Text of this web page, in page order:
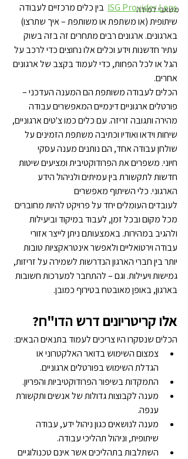
משאבי למידה
ISG Provider Lens בין כלים מרכזיים לעבודה
שיתופית (או משתפת או משותפת – איך שתרצו)
בארגונים. ארגונים רבים מתחרים זה בזה בשוק
עתיר חדשנות וידע וכלים אלו נחוצים כדי לרכב על
הגל או לכל הפחות, כדי לעמוד בקצב של ארגונים
אחרים.
הכלים לעבודה משותפת הם המענה העדכני –
פורטלים ארגוניים דינמיים המאפשרים עבודה
מהירה ותגובה זריזה. עם כלים כמו צ'טים ארגוניים,
שיחות וידאו ואודיו וכתיבה משתפת הזמינים על
שולחן עבודה אחד, הם נותנים מענה עסקי
חיוני. משפרים את הפרודוקטיבית ומציעים שיטות
חדשות לתקשורת בין עמיתים ולניהול הידע
הארגוני. כלי השיתוף מאפשרים
לעובדים העומלים יחד על פרויקט להיות מחוברים
מכל מקום ובכל זמן, לעבוד במיקוד וביעילות
ולהגיב במהירות. באמצעותם ניתן לייצר אזורי
עבודה וירטואליים ולאפשר אינטראקציות טובות
יותר בין חברי הארגון הנדרשות לשמירה על זריזות,
גמישות ויעילות. וגם – להתחבר למערכות חשובות
בארגון, באופן מאובטח בטירוף כמובן.
אלו קריטריונים דרש הדו"ח?
הכלים שנסקרו היו צריכים לעמוד בתנאים הבאים:
צמצום השימוש בדואר האלקטרוני או
הגדלת השימוש בפורטלים ארגוניים.
התמקדות בשיפור הפרודוקטיביות והפריון.
מענה לקבוצות גדולות של אנשים ותקשורת
ענפה.
מענה לנושאים כגון ניהול ידע, עבודה
שיתופית, וניהול תהליכי עבודה.
השתלבות בתהליכים אשר אינם טכנולוגיים